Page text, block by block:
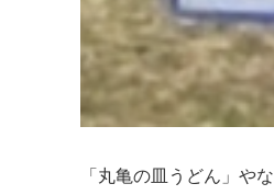
「丸亀の皿うどん」やな